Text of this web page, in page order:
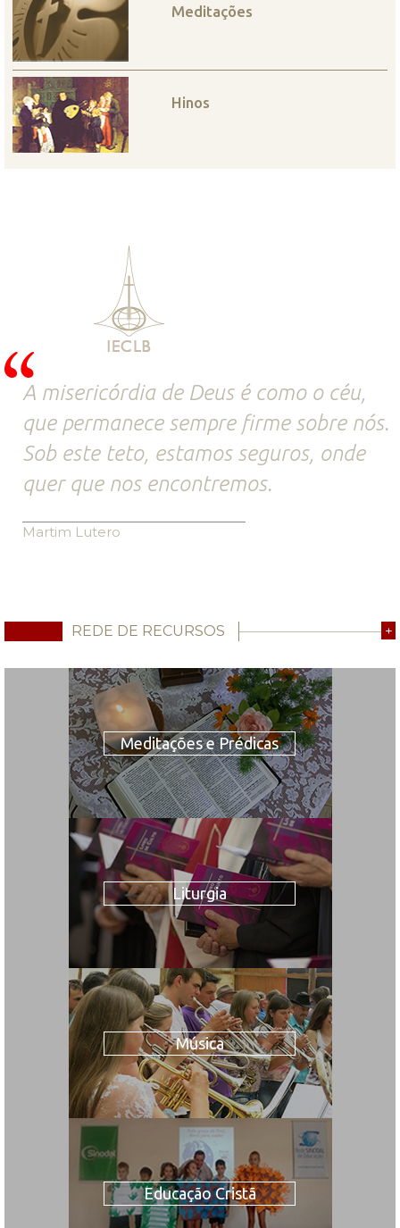
Meditações
Hinos
A misericórdia de Deus é como o céu,
que permanece sempre firme sobre nós.
Sob este teto, estamos seguros, onde
quer que nos encontremos.
Martim Lutero
REDE DE RECURSOS +
Meditações e Prédicas
Liturgia
Música
Educação Cristã